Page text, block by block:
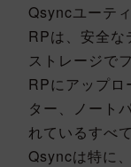
Qsyncユーテ
RPは、安全な
ストレージで
RPにアップロ
ター、ノート
れているすべ
Qsyncは特に